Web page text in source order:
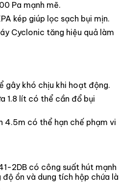
Pa mạnh mẽ.
kép giúp lọc sạch bụi mịn.
Cyclonic tăng hiệu quả làm
gây khó chịu khi hoạt động.
1.8 lít có thể cần đổ bụi
4.5m có thể hạn chế phạm vi
2DB có công suất hút mạnh
độ ồn và dung tích hộp chứa là